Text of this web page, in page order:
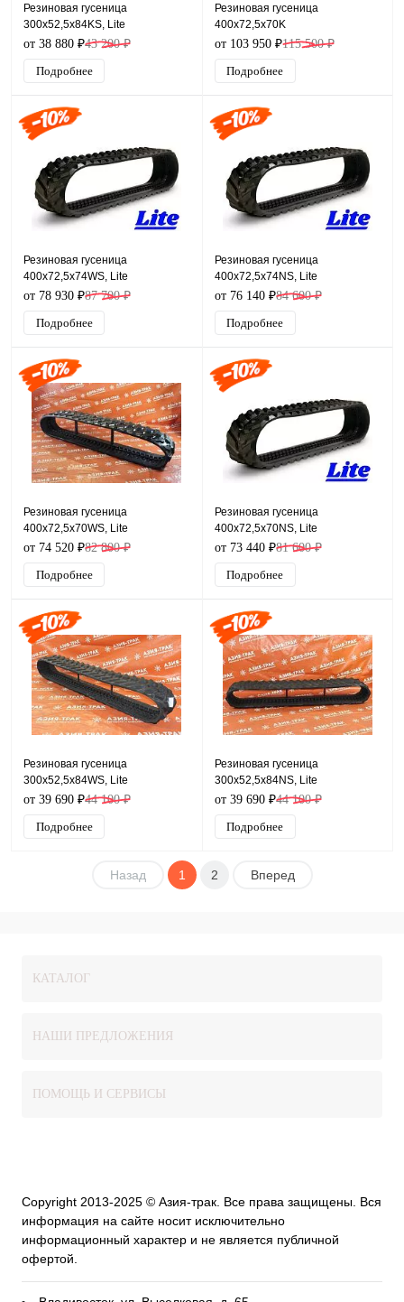
Резиновая гусеница
300x52,5x84KS, Lite
от 38 880 ₽43 200 ₽
Подробнее
Резиновая гусеница
400x72,5x70K
от 103 950 ₽115 500 ₽
Подробнее
Резиновая гусеница
400x72,5x74WS, Lite
от 78 930 ₽87 700 ₽
Подробнее
Резиновая гусеница
400x72,5x74NS, Lite
от 76 140 ₽84 600 ₽
Подробнее
Резиновая гусеница
400x72,5x70WS, Lite
от 74 520 ₽82 800 ₽
Подробнее
Резиновая гусеница
400x72,5x70NS, Lite
от 73 440 ₽81 600 ₽
Подробнее
Резиновая гусеница
300x52,5x84WS, Lite
от 39 690 ₽44 100 ₽
Подробнее
Резиновая гусеница
300x52,5x84NS, Lite
от 39 690 ₽44 100 ₽
Подробнее
Назад 1 2 Вперед
КАТАЛОГ
НАШИ ПРЕДЛОЖЕНИЯ
ПОМОЩЬ И СЕРВИСЫ
Copyright 2013-2025 © Азия-трак. Все права защищены. Вся
информация на сайте носит исключительно
информационный характер и не является публичной
офертой.